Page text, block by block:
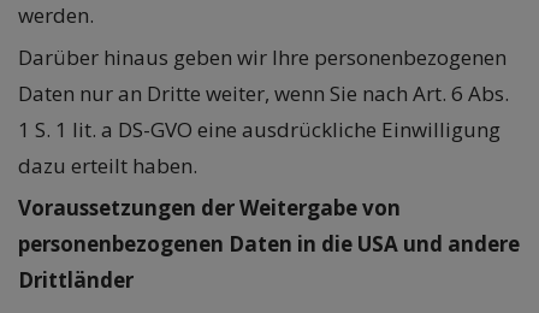
werden.
Darüber hinaus geben wir Ihre personenbezogenen
Daten nur an Dritte weiter, wenn Sie nach Art. 6 Abs.
1 S. 1 lit. a DS-GVO eine ausdrückliche Einwilligung
dazu erteilt haben.
Voraussetzungen der Weitergabe von
personenbezogenen Daten in die USA und andere
Drittländer